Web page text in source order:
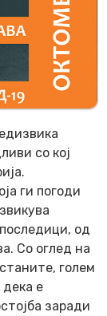
со кој
ги погоди
од
Со оглед на
голем
е
заради